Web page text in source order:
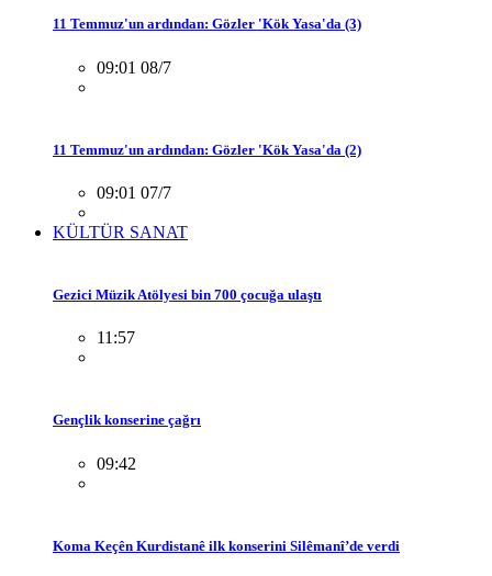
11 Temmuz'un ardından: Gözler 'Kök Yasa'da (3)
09:01 08/7
11 Temmuz'un ardından: Gözler 'Kök Yasa'da (2)
09:01 07/7
KÜLTÜR SANAT
Gezici Müzik Atölyesi bin 700 çocuğa ulaştı
11:57
Gençlik konserine çağrı
09:42
Koma Keçên Kurdistanê ilk konserini Silêmanî’de verdi